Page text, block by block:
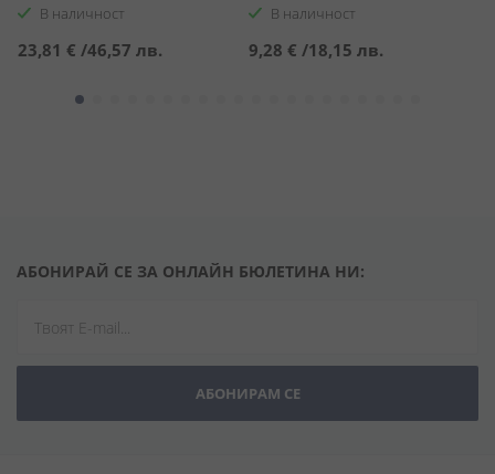
В наличност
23,81 € /46,57 лв.
В наличност
9,28 € /18,15 лв.
АБОНИРАЙ СЕ ЗА ОНЛАЙН БЮЛЕТИНА НИ:
АБОНИРАМ СЕ